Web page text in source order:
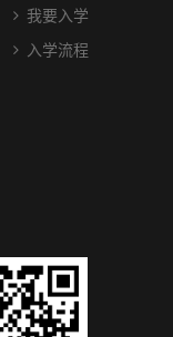
我要入学
入学流程